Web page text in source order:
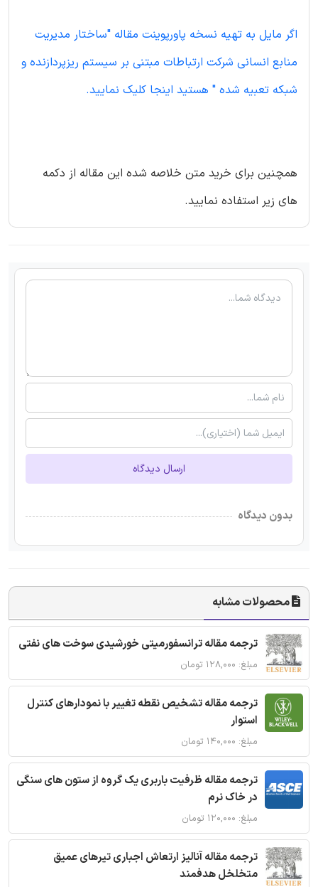
اگر مایل به تهیه نسخه پاورپوینت مقاله "ساختار مدیریت
منابع انسانی شرکت ارتباطات مبتنی بر سیستم ریزپردازنده و
شبکه تعبیه شده " هستید اینجا کلیک نمایید.
همچنین برای خرید متن خلاصه شده این مقاله از دکمه
های زیر استفاده نمایید.
ارسال دیدگاه
بدون دیدگاه
محصولات مشابه
ترجمه مقاله ترانسفورمیتی خورشیدی سوخت های نفتی
مبلغ: ۱۲۸,۰۰۰ تومان
ترجمه مقاله تشخیص نقطه تغییر با نمودارهای کنترل
استوار
مبلغ: ۱۴۰,۰۰۰ تومان
ترجمه مقاله ظرفیت باربری یک گروه از ستون های سنگی
در خاک نرم
مبلغ: ۱۲۰,۰۰۰ تومان
ترجمه مقاله آنالیز ارتعاش اجباری تیرهای عمیق
متخلخل هدفمند